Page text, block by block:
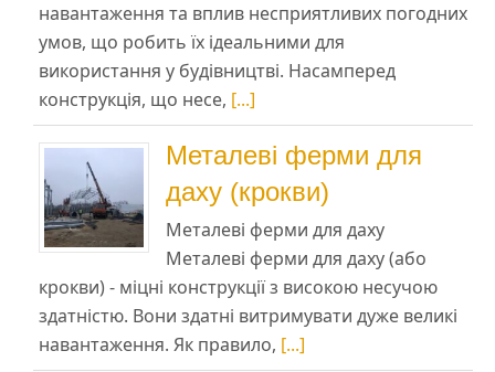
навантаження та вплив несприятливих погодних
умов, що робить їх ідеальними для
використання у будівництві. Насамперед
конструкція, що несе, [...]
Металеві ферми для
даху (крокви)
Металеві ферми для даху
Металеві ферми для даху (або
крокви) - міцні конструкції з високою несучою
здатністю. Вони здатні витримувати дуже великі
навантаження. Як правило, [...]